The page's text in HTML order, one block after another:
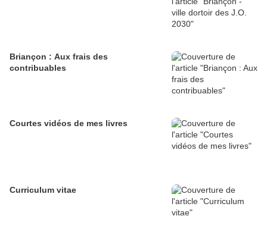
Briançon : Aux frais des
contribuables
Courtes vidéos de mes livres
Curriculum vitae